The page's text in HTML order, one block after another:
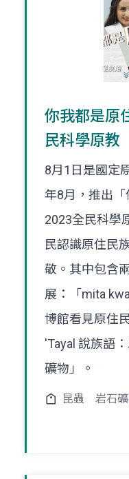
你我都是原
民科學原教
8月1日是國定
年8月，推出「
2023全民科學
民認識原住民
敬。其中包含
展：「mita
博館看見原住
'Tayal 說族語
礦物」。
昆蟲 岩石